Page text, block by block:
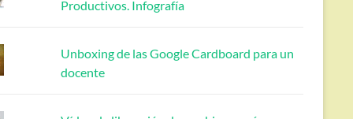
Productivos. Infografía
Unboxing de las Google Cardboard para un
docente